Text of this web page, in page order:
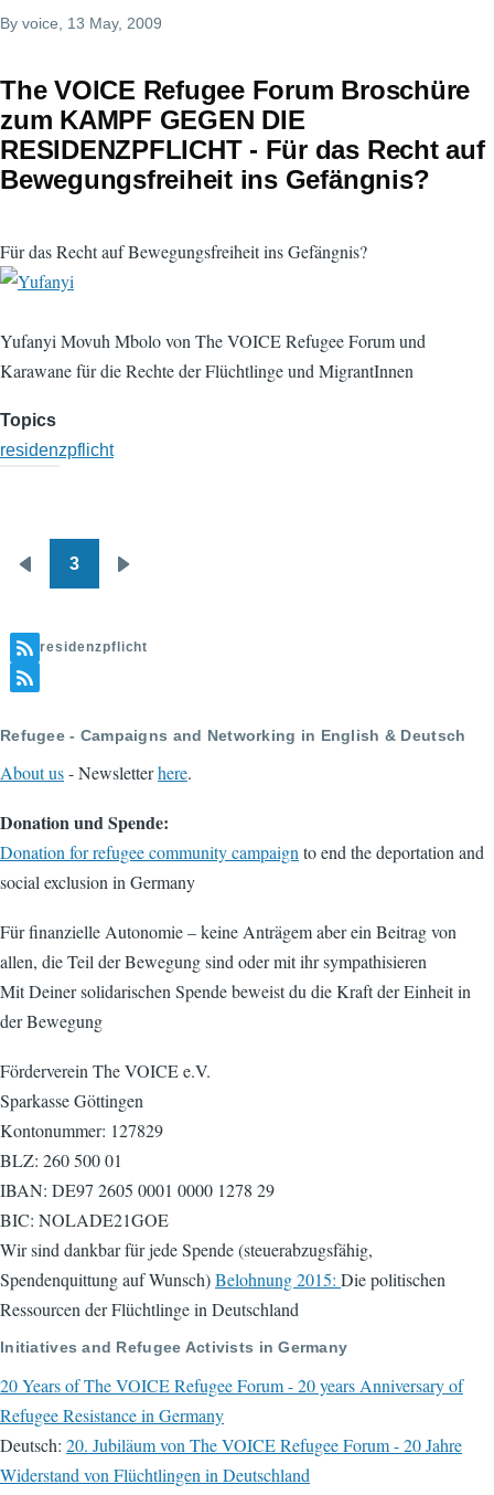
By voice, 13 May, 2009
The VOICE Refugee Forum Broschüre
zum KAMPF GEGEN DIE
RESIDENZPFLICHT - Für das Recht auf
Bewegungsfreiheit ins Gefängnis?
Für das Recht auf Bewegungsfreiheit ins Gefängnis?
Yufanyi Movuh Mbolo von The VOICE Refugee Forum und
Karawane für die Rechte der Flüchtlinge und MigrantInnen
Topics
residenzpflicht
Pagination
Previous
3
residenzpflicht
Refugee - Campaigns and Networking in English & Deutsch
About us- Newsletterhere.
Donation und Spende:
Donation for refugee community campaignto end the deportation and
social exclusion in Germany
Für finanzielle Autonomie – keine Anträgem aber ein Beitrag von
allen, die Teil der Bewegung sind oder mit ihr sympathisieren
Mit Deiner solidarischen Spende beweist du die Kraft der Einheit in
der Bewegung
Förderverein The VOICE e.V.
Sparkasse Göttingen
Kontonummer: 127829
BLZ: 260 500 01
IBAN: DE97 2605 0001 0000 1278 29
BIC: NOLADE21GOE
Wir sind dankbar für jede Spende (steuerabzugsfähig,
Spendenquittung auf Wunsch)Belohnung 2015: Die politischen
Ressourcen der Flüchtlinge in Deutschland
Initiatives and Refugee Activists in Germany
20 Years of The VOICE Refugee Forum - 20 years Anniversary of
Refugee Resistance in Germany
Deutsch: 20. Jubiläum von The VOICE Refugee Forum - 20 Jahre
Widerstand von Flüchtlingen in Deutschland